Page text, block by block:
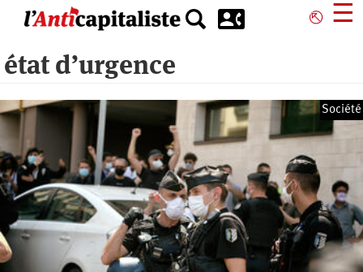
principal
⎋ ☰
état d’urgence
Société